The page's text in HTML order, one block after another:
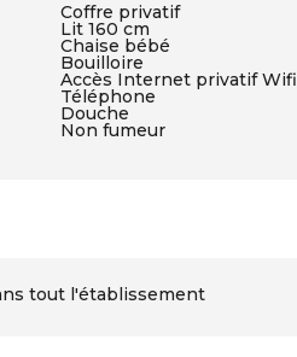
Coffre privatif
Lit 160 cm
Chaise bébé
Bouilloire
Accès Internet privatif Wifi
Téléphone
Douche
Non fumeur
tout l'établissement